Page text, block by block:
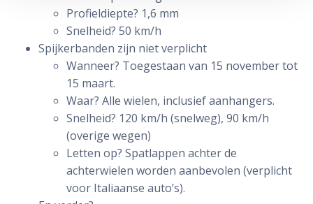
Profieldiepte? 1,6 mm
Snelheid? 50 km/h
Spijkerbanden zijn niet verplicht
Wanneer? Toegestaan van 15 november tot
15 maart.
Waar? Alle wielen, inclusief aanhangers.
Snelheid? 120 km/h (snelweg), 90 km/h
(overige wegen)
Letten op? Spatlappen achter de
achterwielen worden aanbevolen (verplicht
voor Italiaanse auto’s).